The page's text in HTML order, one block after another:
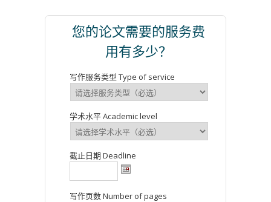
您的论文需要的服务费
用有多少？
写作服务类型 Type of service
学术水平 Academic level
截止日期 Deadline
写作页数 Number of pages